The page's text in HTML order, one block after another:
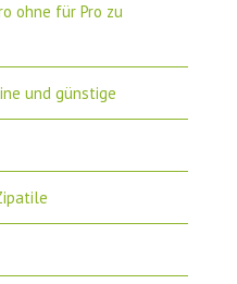
ohne für Pro zu
und günstige